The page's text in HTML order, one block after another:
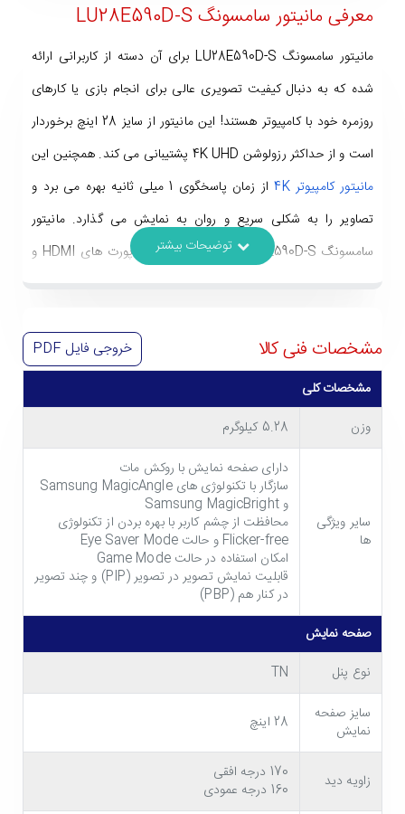
معرفی مانیتور سامسونگ LU28E590D-S
مانیتور سامسونگ LU28E590D-S برای آن دسته از کاربرانی ارائه
شده که به دنبال کیفیت تصویری عالی برای انجام بازی یا کارهای
روزمره خود با کامپیوتر هستند! این مانیتور از سایز 28 اینچ برخوردار
است و از حداکثر رزولوشن 4K UHD پشتیبانی می کند. همچنین این
مانیتور کامپیوتر 4K
از زمان پاسخگوی 1 میلی ثانیه بهره می برد و
تصاویر را به شکلی سریع و روان به نمایش می گذارد. مانیتور
سامسونگ Samsung LU28E590D-S به دو پورت های HDMI و
کامپیوترهای گیمینگ یا حتی کنسول بازی نخواهید داشت. ضمن
اینکه می توان این مانیتور را برای مصارف روزمره و اداری مورد
طراحی و کیفیت مانیتور کامپیوتر سامسونگ
LU28E590D-S
مشخصات فنی کالا خروجی فایل
مشخصات کلی
وزن
5.28 کیلوگرم
سایر ویژگی
ها
دارای صفحه نمایش با روکش مات
سازگار با تکنولوژی های Samsung MagicAngle
و Samsung MagicBright
محافظت از چشم کاربر با بهره بردن از تکنولوژی
Flicker-free و حالت Eye Saver Mode
امکان استفاده در حالت Game Mode
قابلیت نمایش تصویر در تصویر (PIP) و چند تصویر
در کنار هم (PBP)
صفحه نمایش
نوع پنل
TN
سایز صفحه
نمایش
28 اینچ
زاویه دید
170 درجه افقی
160 درجه عمودی